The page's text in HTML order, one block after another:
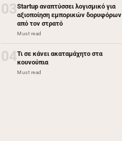
03Startup αναπτύσσει λογισμικό για
αξιοποίηση εμπορικών δορυφόρων
από τον στρατό
Must read
04Τι σε κάνει ακαταμάχητο στα
κουνούπια
Must read